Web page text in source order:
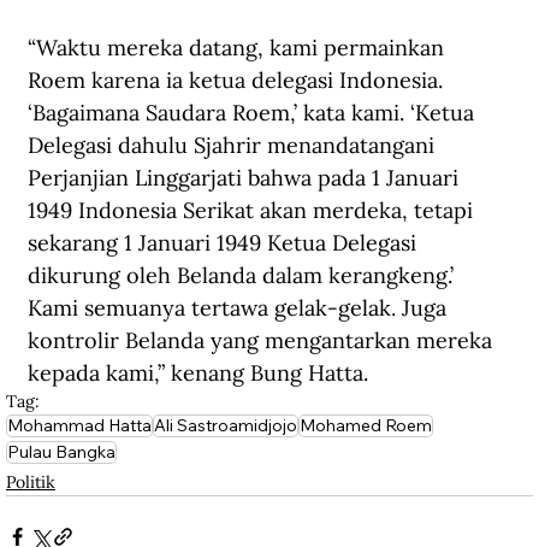
“Waktu mereka datang, kami permainkan
Roem karena ia ketua delegasi Indonesia.
‘Bagaimana Saudara Roem,’ kata kami. ‘Ketua
Delegasi dahulu Sjahrir menandatangani
Perjanjian Linggarjati bahwa pada 1 Januari
1949 Indonesia Serikat akan merdeka, tetapi
sekarang 1 Januari 1949 Ketua Delegasi
dikurung oleh Belanda dalam kerangkeng.’
Kami semuanya tertawa gelak-gelak. Juga
kontrolir Belanda yang mengantarkan mereka
kepada kami,” kenang Bung Hatta.
Tag:
Mohammad HattaAli SastroamidjojoMohamed Roem
Pulau Bangka
Politik